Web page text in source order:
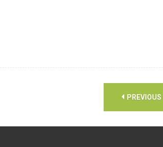
PREVIOUS